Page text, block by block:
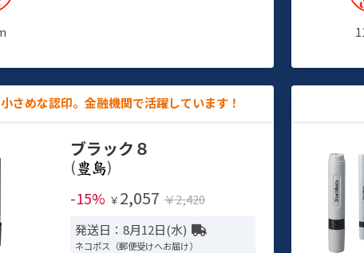
さめな認印。金融機関で活躍しています！
ブラック８
(
)
-15% ￥ 2,057 ￥2,420
発送日：8月12日(水)
ネコポス（郵便受けへお届け）